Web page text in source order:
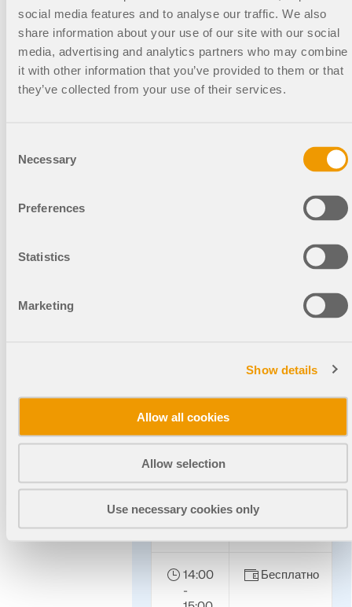
social media features and to analyse our traffic. We also
share information about your use of our site with our social
media, advertising and analytics partners who may combine
it with other information that you’ve provided to them or that
they’ve collected from your use of their services.
Selection
Necessary
Preferences
Statistics
Marketing
Show details
Allow all cookies
Allow selection
Use necessary cookies only
14:00
15:00
CET
Бесплатно
Расчет деревянных
конструкций по норме
NDS 2024 в программе
2024 в программе RFEM 6 (США)
В этом вебинаре будет представлен
расчет масс деревянных конструкций
по норме NDS 2024 в программе RFEM
6.
2024-
12-18
(US)
14:00
-
Бесплатно